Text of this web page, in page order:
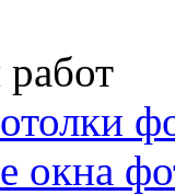
работ
окна